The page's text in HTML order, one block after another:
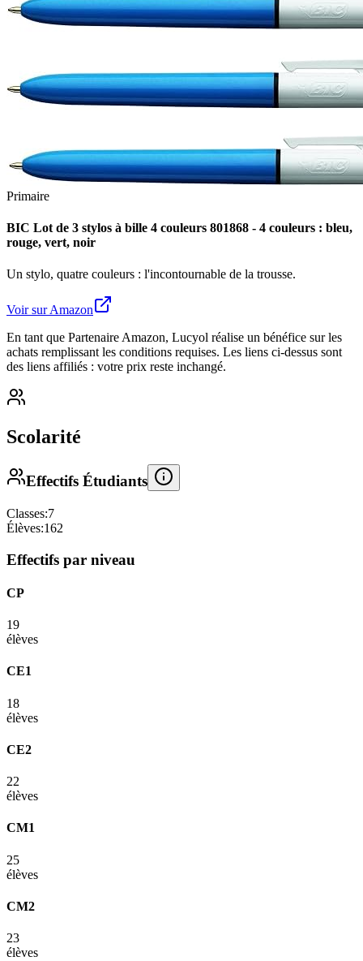
Primaire
BIC Lot de 3 stylos à bille 4 couleurs 801868 - 4 couleurs : bleu,
rouge, vert, noir
Un stylo, quatre couleurs : l'incontournable de la trousse.
Voir sur Amazon
En tant que Partenaire Amazon, Lucyol réalise un bénéfice sur les
achats remplissant les conditions requises. Les liens ci-dessus sont
des liens affiliés : votre prix reste inchangé.
Scolarité
Effectifs Étudiants
Classes:7
Élèves:162
Effectifs par niveau
CP
19
élèves
CE1
18
élèves
CE2
22
élèves
CM1
25
élèves
CM2
23
élèves